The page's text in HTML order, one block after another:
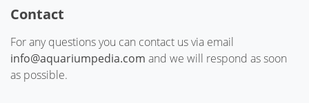
Contact
For any questions you can contact us via email
info@aquariumpedia.com and we will respond as soon
as possible.